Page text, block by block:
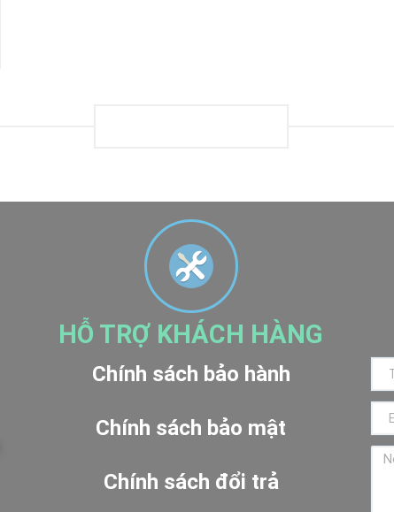
HỖ TRỢ KHÁCH HÀNG
Chính sách bảo hành
Chính sách bảo mật
Chính sách đổi trả